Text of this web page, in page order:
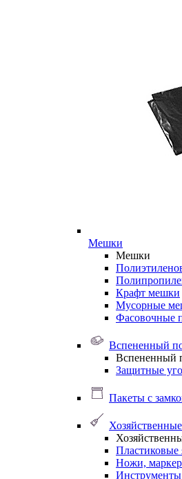
Мешки
Мешки
Крафт мешки
Мусорные
Фасовочные
Вспененный
Вспененный
Защитные
Пакеты с
Ножи,
Инструменты